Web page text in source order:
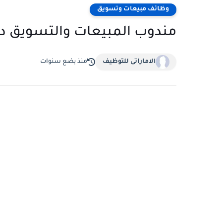
وظائف مبيعات وتسويق
مندوب المبيعات والتسويق
الاماراتى للتوظيف منذ بضع سنوات